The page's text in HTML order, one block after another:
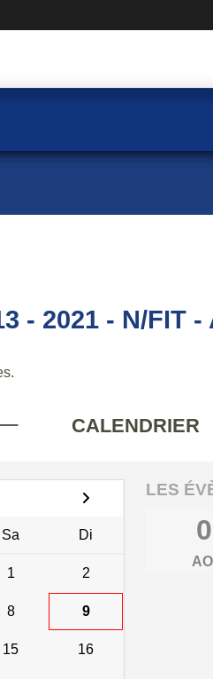
- 2021 - N/FIT -
CALENDRIER
Sa Di
1 2
8 9
15 16
LES